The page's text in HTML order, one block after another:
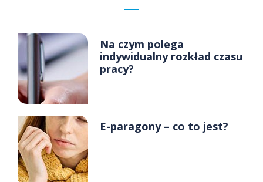
Na czym polega
indywidualny rozkład czasu
pracy?
E-paragony – co to jest?